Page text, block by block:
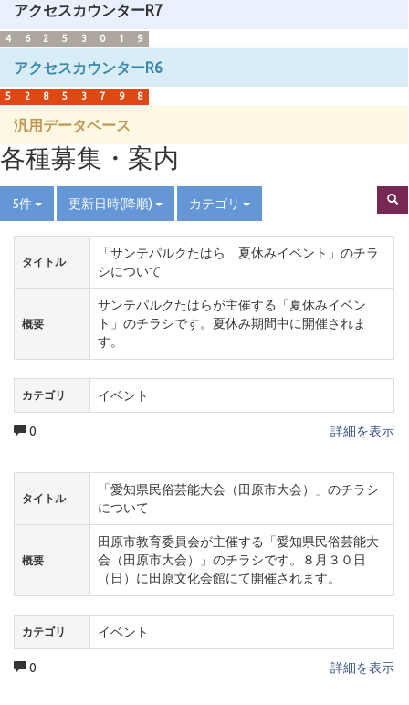
アクセスカウンターR7
4 6 2 5 3 0 1 9
アクセスカウンターR6
5 2 8 5 3 7 9 8
汎用データベース
各種募集・案内
5件 更新日時(降順) カテゴリ
タイトル
「サンテパルクたはら 夏休みイベント」のチラ
シについて
概要
サンテパルクたはらが主催する「夏休みイベン
ト」のチラシです。夏休み期間中に開催されま
す。
カテゴリ イベント
0 詳細を表示
タイトル
「愛知県民俗芸能大会（田原市大会）」のチラシ
について
概要
田原市教育委員会が主催する「愛知県民俗芸能大
会（田原市大会）」のチラシです。８月３０日
（日）に田原文化会館にて開催されます。
カテゴリ イベント
0 詳細を表示